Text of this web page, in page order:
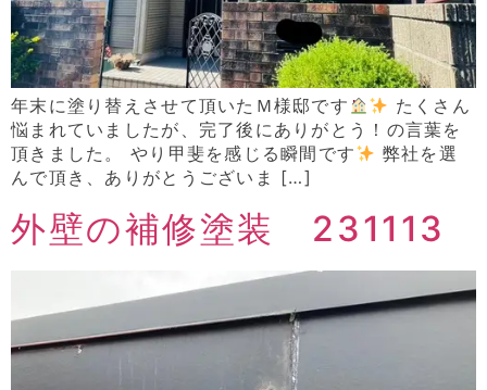
年末に塗り替えさせて頂いたＭ様邸です
たくさん
悩まれていましたが、完了後にありがとう！の言葉を
頂きました。 やり甲斐を感じる瞬間です
弊社を選
んで頂き、ありがとうございま […]
外壁の補修塗装 231113